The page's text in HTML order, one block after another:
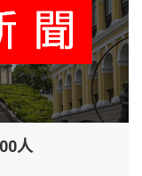
人